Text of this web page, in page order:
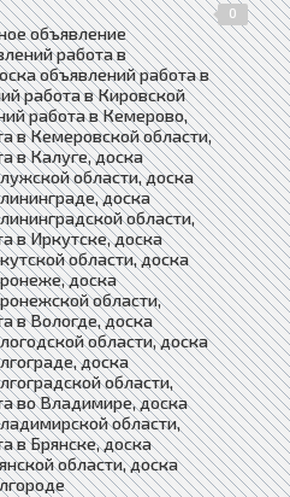
0
объявление
работа в
объявлений работа в
работа в Кировской
работа в Кемерово,
в Кемеровской области,
в Калуге, доска
области, доска
доска
области,
в Иркутске, доска
области, доска
доска
области,
в Вологде, доска
области, доска
доска
области,
во Владимире, доска
области,
в Брянске, доска
области, доска